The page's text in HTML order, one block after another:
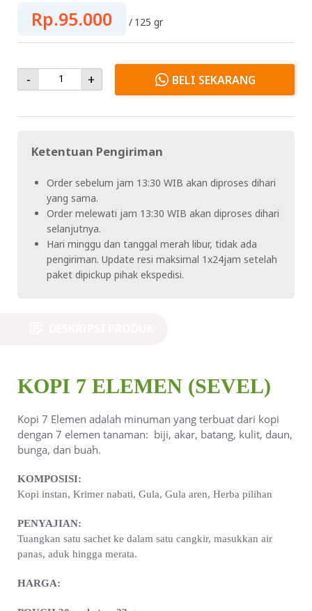
Rp.95.000 125 gr
- + BELI SEKARANG
Ketentuan Pengiriman
Order sebelum jam 13:30 WIB akan diproses dihari
yang sama.
Order melewati jam 13:30 WIB akan diproses dihari
selanjutnya.
Hari minggu dan tanggal merah libur, tidak ada
pengiriman. Update resi maksimal 1x24jam setelah
paket dipickup pihak ekspedisi.
KOPI 7 ELEMEN (SEVEL)
Kopi 7 Elemen adalah minuman yang terbuat dari kopi
dengan 7 elemen tanaman: biji, akar, batang, kulit, daun,
bunga, dan buah.
KOMPOSISI:
Kopi instan, Krimer nabati, Gula, Gula aren, Herba pilihan
PENYAJIAN:
Tuangkan satu sachet ke dalam satu cangkir, masukkan air
panas, aduk hingga merata.
HARGA: